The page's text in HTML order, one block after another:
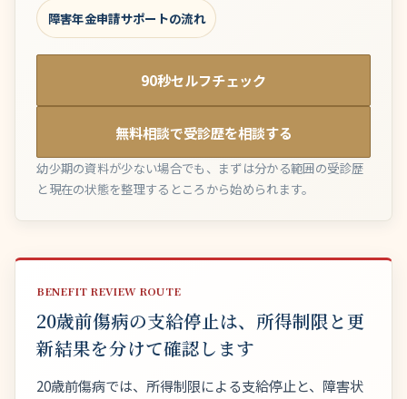
障害年金申請サポートの流れ
90秒セルフチェック
無料相談で受診歴を相談する
幼少期の資料が少ない場合でも、まずは分かる範囲の受診歴
と現在の状態を整理するところから始められます。
BENEFIT REVIEW ROUTE
20歳前傷病の支給停止は、所得制限と更
新結果を分けて確認します
20歳前傷病では、所得制限による支給停止と、障害状